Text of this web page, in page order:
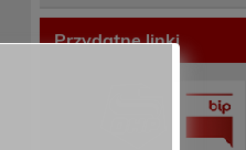
Przydatne linki